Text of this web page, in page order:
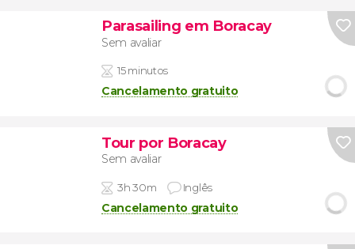
Parasailing em Boracay
Sem avaliar
15 minutos
Cancelamento gratuito
Tour por Boracay
Sem avaliar
3h 30m Inglês
Cancelamento gratuito